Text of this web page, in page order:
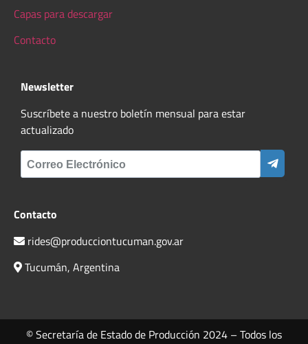
Capas para descargar
Contacto
Newsletter
Suscríbete a nuestro boletín mensual para estar
actualizado
Contacto
rides@producciontucuman.gov.ar
Tucumán, Argentina
© Secretaría de Estado de Producción 2024 – Todos los